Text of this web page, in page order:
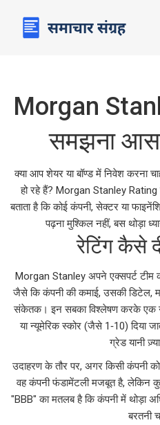
Morgan
समझना
क्या आप शेयर या बॉण्ड में निवेश करना
हो रहे हैं? Morgan Stanley Rating
बताता है कि कोई कंपनी, सेक्टर या
पढ़ना मुश्किल नहीं, बस थोड़ा
रेटिंग कैसे
Morgan Stanley अपने एक्सपर्ट
जैसे कि कंपनी की कमाई, उसकी डिटेल,
संकेतक। इन सबका विश्लेषण करके एक
या न्यूमेरिक स्कोर (जैसे 1‑10) दिया
ग्रेड यानी
उदाहरण के तौर पर, अगर किसी कंपनी
वह कंपनी फंडामेंटली मजबूत है, लेकिन
"BBB" का मतलब है कि कंपनी में थोड़ा
बरतनी